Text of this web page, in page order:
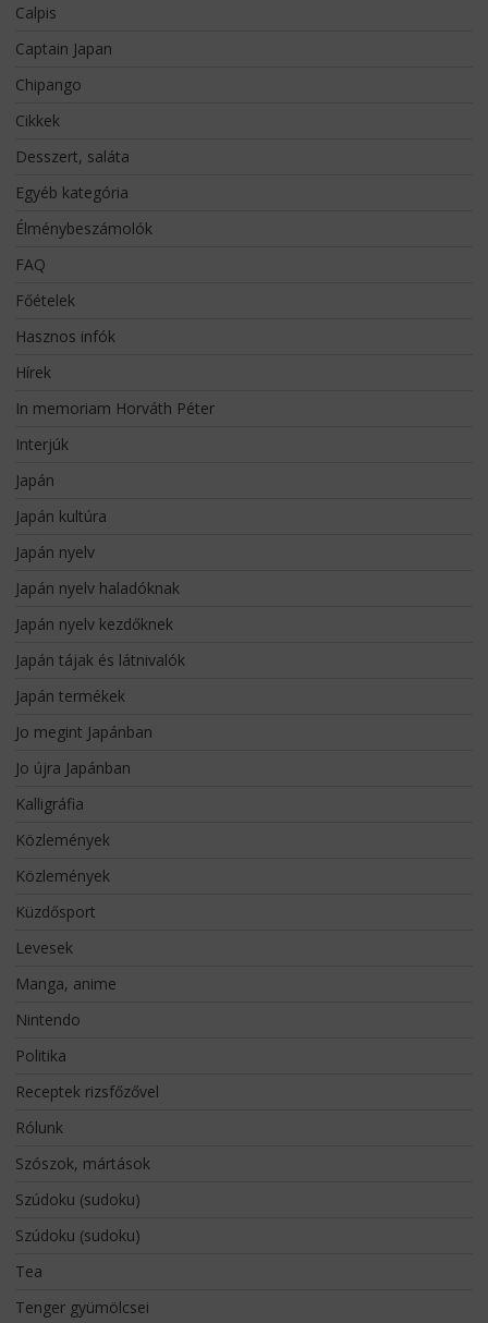
Calpis
Captain Japan
Chipango
Cikkek
Desszert, saláta
Egyéb kategória
Élménybeszámolók
FAQ
Főételek
Hasznos infók
Hírek
In memoriam Horváth Péter
Interjúk
Japán
Japán kultúra
Japán nyelv
Japán nyelv haladóknak
Japán nyelv kezdőknek
Japán tájak és látnivalók
Japán termékek
Jo megint Japánban
Jo újra Japánban
Kalligráfia
Közlemények
Közlemények
Küzdősport
Levesek
Manga, anime
Nintendo
Politika
Receptek rizsfőzővel
Rólunk
Szószok, mártások
Szúdoku (sudoku)
Szúdoku (sudoku)
Tea
Tenger gyümölcsei